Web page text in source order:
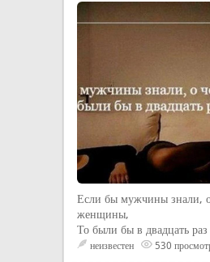
Если бы мужчины знали,
женщины,
То были бы в двадцать раз
неизвестен 530